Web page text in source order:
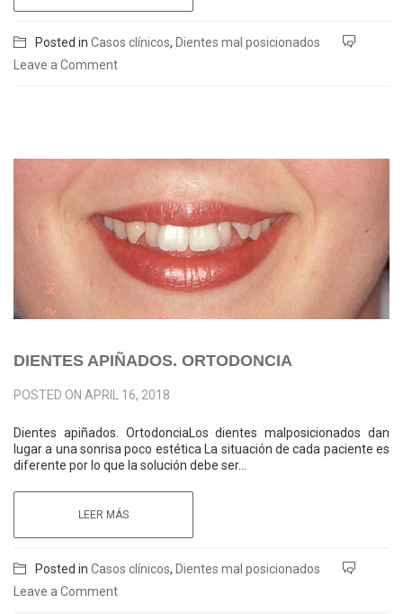
Posted in Casos clínicos, Dientes mal posicionados
Leave a Comment
DIENTES APIÑADOS. ORTODONCIA
POSTED ON APRIL 16, 2018
Dientes apiñados. OrtodonciaLos dientes malposicionados dan
lugar a una sonrisa poco estética La situación de cada paciente es
diferente por lo que la solución debe ser…
LEER MÁS
Posted in Casos clínicos, Dientes mal posicionados
Leave a Comment